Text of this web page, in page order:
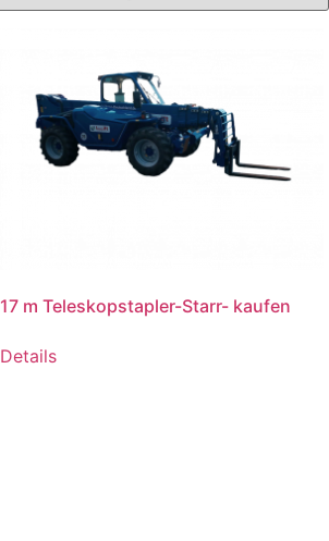
17 m Teleskopstapler-Starr- kaufen
Details